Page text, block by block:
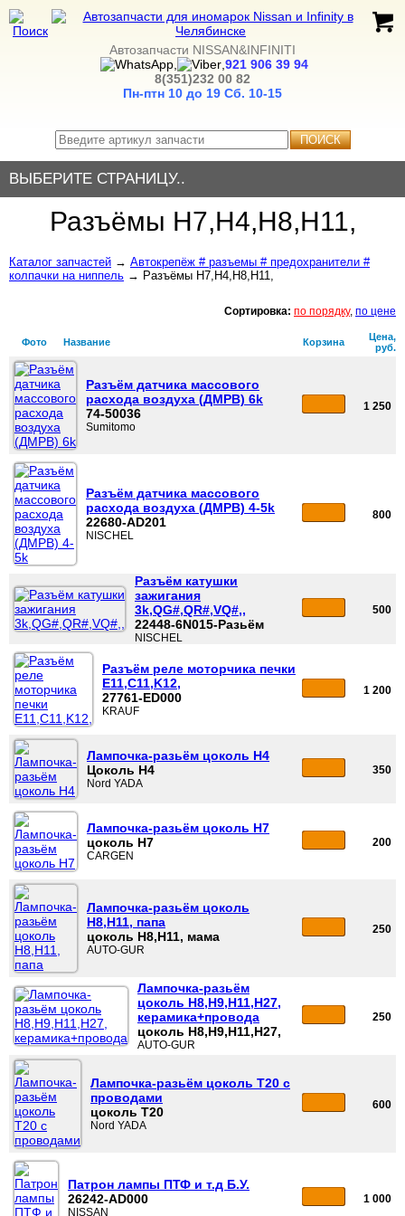
Автозапчасти NISSAN&INFINITI
921 906 39 94
8(351)232 00 82
Пн-птн 10 до 19 Сб. 10-15
ПОИСК
ВЫБЕРИТЕ СТРАНИЦУ..
Разъёмы H7,H4,H8,H11,
Каталог запчастей → Автокрепёж # разъемы # предохранители #
колпачки на ниппель → Разъёмы H7,H4,H8,H11,
Сортировка: по порядку, по цене
Фото Название Корзина
Цена,
руб.
Разъём датчика массового
расхода воздуха (ДМРВ) 6k
74-50036
Sumitomo
1 250
Разъём датчика массового
расхода воздуха (ДМРВ) 4-5k
22680-AD201
NISCHEL
800
Разъём катушки
зажигания
3k,QG#,QR#,VQ#,,
22448-6N015-Разьём
NISCHEL
500
Разъём реле моторчика печки
E11,C11,K12,
27761-ED000
KRAUF
1 200
Лампочка-разьём цоколь H4
Цоколь H4
Nord YADA
350
Лампочка-разьём цоколь H7
цоколь H7
CARGEN
200
Лампочка-разьём цоколь
H8,H11, папа
цоколь H8,H11, мама
AUTO-GUR
250
Лампочка-разьём
цоколь H8,H9,H11,H27,
керамика+провода
цоколь H8,H9,H11,H27,
AUTO-GUR
250
Лампочка-разьём цоколь T20 с
проводами
цоколь T20
Nord YADA
600
Патрон лампы ПТФ и т.д Б.У.
26242-AD000
NISSAN
1 000